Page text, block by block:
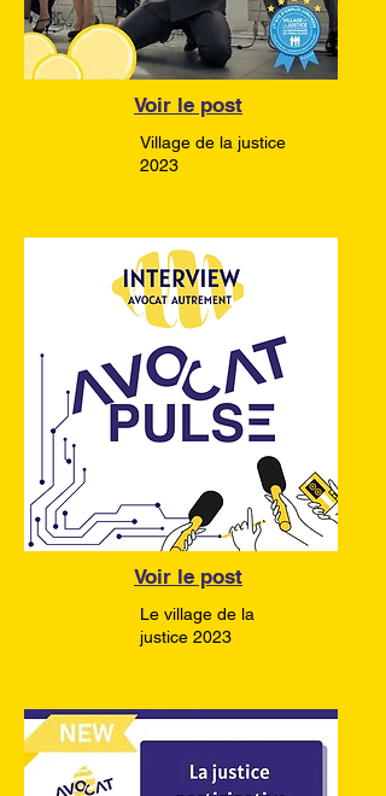
Voir le post
Village de la justice
2023
Voir le post
Le village de la
justice 2023